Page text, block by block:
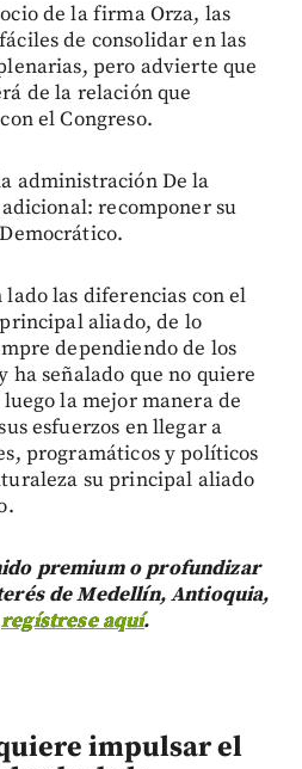
de la firma Orza, las
de consolidar en las
pero advierte que
de la relación que
el Congreso.
administración De la
recomponer su
las diferencias con el
aliado, de lo
dependiendo de los
señalado que no quiere
la mejor manera de
esfuerzos en llegar a
programáticos y políticos
su principal aliado
premium o profundizar
de Medellín, Antioquia,
regístrese aquí.
impulsar el